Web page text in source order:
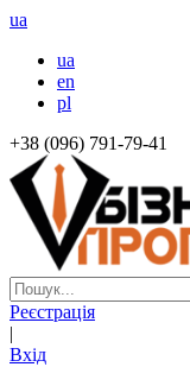
ua
ua
en
pl
+38 (096) 791-79-41
Реєстрація
|
Вхід